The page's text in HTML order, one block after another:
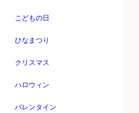
こどもの日
ひなまつり
クリスマス
ハロウィン
バレンタイン